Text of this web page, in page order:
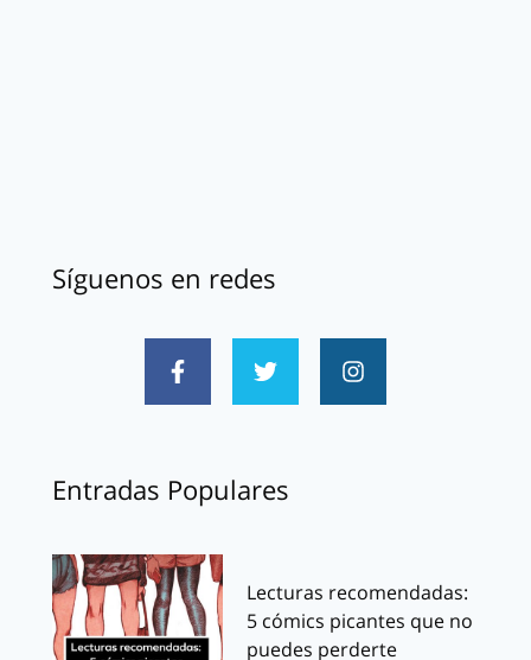
Síguenos en redes
Entradas Populares
Lecturas recomendadas:
5 cómics picantes que no
puedes perderte